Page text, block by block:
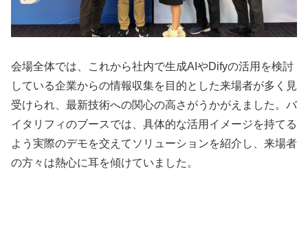
会場全体では、これから社内で生成AIやDifyの活用を検討
している企業からの情報収集を目的とした来場者が多く見
受けられ、最新技術への関心の高さがうかがえました。バ
イタリフィのブースでは、具体的な活用イメージを持てる
よう実際のデモを交えてソリューションを紹介し、来場者
の方々は熱心に耳を傾けていました。